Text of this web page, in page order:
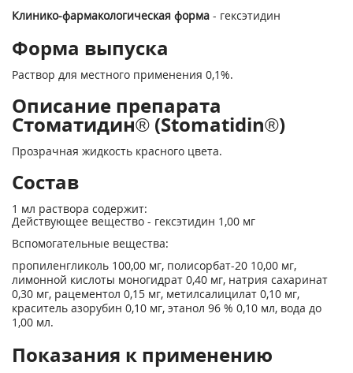
Клинико-фармакологическая форма - гексэтидин
Форма выпуска
Раствор для местного применения 0,1%.
Описание препарата
Стоматидин® (Stomatidin®)
Прозрачная жидкость красного цвета.
Состав
1 мл раствора содержит:
Действующее вещество - гексэтидин 1,00 мг
Вспомогательные вещества:
пропиленгликоль 100,00 мг, полисорбат-20 10,00 мг,
лимонной кислоты моногидрат 0,40 мг, натрия сахаринат
0,30 мг, рацементол 0,15 мг, метилсалицилат 0,10 мг,
краситель азорубин 0,10 мг, этанол 96 % 0,10 мл, вода до
1,00 мл.
Показания к применению